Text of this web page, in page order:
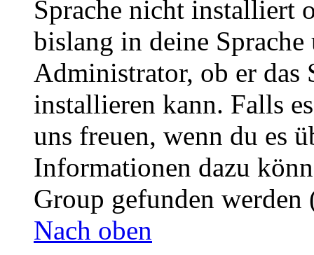
Sprache nicht installiert
bislang in deine
Administrator, ob er das
installieren kann. Falls
uns freuen, wenn du es
Informationen dazu
Group gefunden
Nach oben